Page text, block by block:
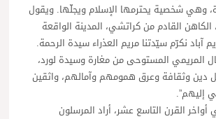
وهي شخصية يحترمها الإسلام ويجلّها. ويقول
الكاهن القادم من كراتشي، المدينة الواقعة
آباد نكرّم سيّدتنا مريم العذراء سيدة الرحمة.
المريمي المستوحى من مغارة وسيدة لورد،
دين وثقافة وعرق همومهم وآمالهم، واثقين
إليهم”.
القرن التاسع عشر، أراد المرسلون